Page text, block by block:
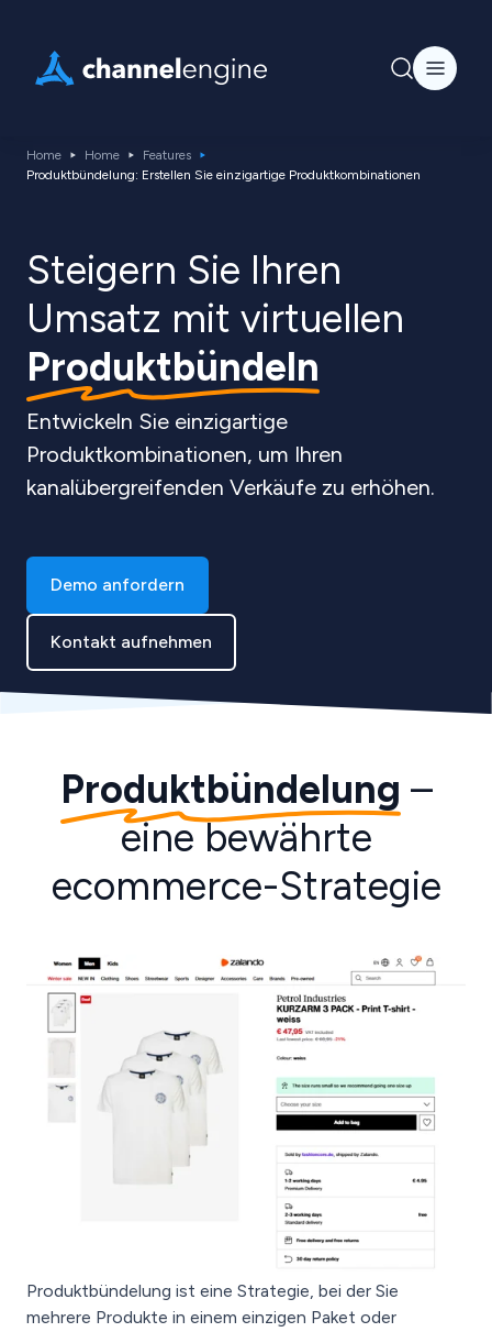
Home Home
Features
Produktbündelung: Erstellen Sie einzigartige Produktkombinationen
Steigern Sie Ihren
Umsatz mit virtuellen
Produktbündeln
Entwickeln Sie einzigartige
Produktkombinationen, um Ihren
kanalübergreifenden Verkäufe zu erhöhen.
Demo anfordern
Kontakt aufnehmen
Produktbündelung –
eine bewährte
ecommerce-Strategie
Produktbündelung ist eine Strategie, bei der Sie
mehrere Produkte in einem einzigen Paket oder